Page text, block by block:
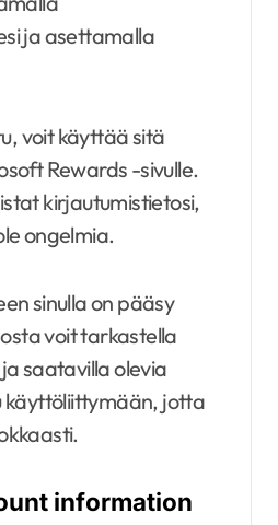
ja asettamalla
voit käyttää sitä
Rewards -sivulle.
kirjautumistietosi,
ongelmia.
sinulla on pääsy
voit tarkastella
saatavilla olevia
käyttöliittymään, jotta
information